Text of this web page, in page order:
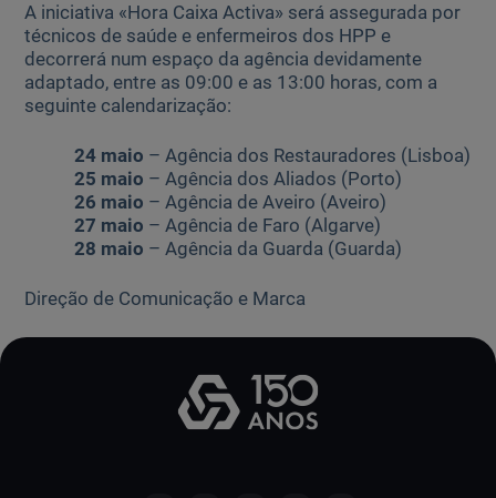
A iniciativa «Hora Caixa Activa» será assegurada por
técnicos de saúde e enfermeiros dos HPP e
decorrerá num espaço da agência devidamente
adaptado, entre as 09:00 e as 13:00 horas, com a
seguinte calendarização:
24 maio – Agência dos Restauradores (Lisboa)
25 maio – Agência dos Aliados (Porto)
26 maio – Agência de Aveiro (Aveiro)
27 maio – Agência de Faro (Algarve)
28 maio – Agência da Guarda (Guarda)
Direção de Comunicação e Marca